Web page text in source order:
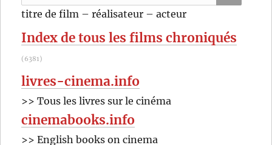
pour
titre de film – réalisateur – acteur
Index de tous les films chroniqués
(6381)
livres-cinema.info
>> Tous les livres sur le cinéma
cinemabooks.info
>> English books on cinema